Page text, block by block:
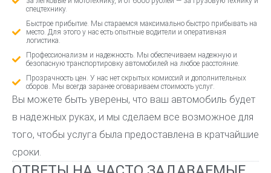
спецтехнику.
Быстрое прибытие. Мы стараемся максимально быстро прибывать на
место. Для этого у нас есть опытные водители и оперативная
логистика.
Профессионализм и надежность. Мы обеспечиваем надежную и
безопасную транспортировку автомобилей на любое расстояние.
Прозрачность цен. У нас нет скрытых комиссий и дополнительных
сборов. Мы всегда заранее оговариваем стоимость услуг.
Вы можете быть уверены, что ваш автомобиль будет
в надежных руках, и мы сделаем все возможное для
того, чтобы услуга была предоставлена в кратчайшие
сроки.